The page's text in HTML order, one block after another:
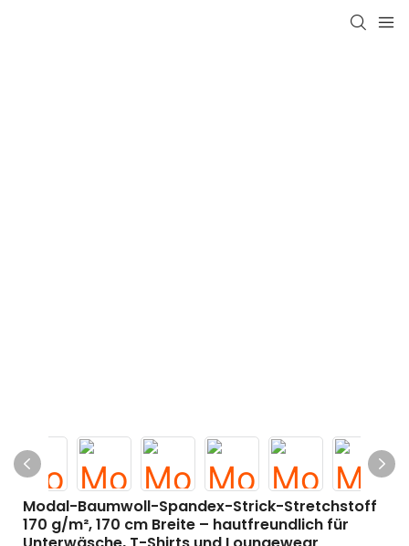
Modal-Baumwoll-Spandex-Strick-Stretchstoff
170 g/m², 170 cm Breite – hautfreundlich für